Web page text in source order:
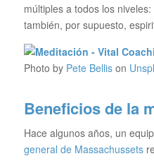
múltiples a todos los
también, por supuesto,
Photo by Pete Bellison
Beneficios de la
Hace algunos años, un
general de Massachussets